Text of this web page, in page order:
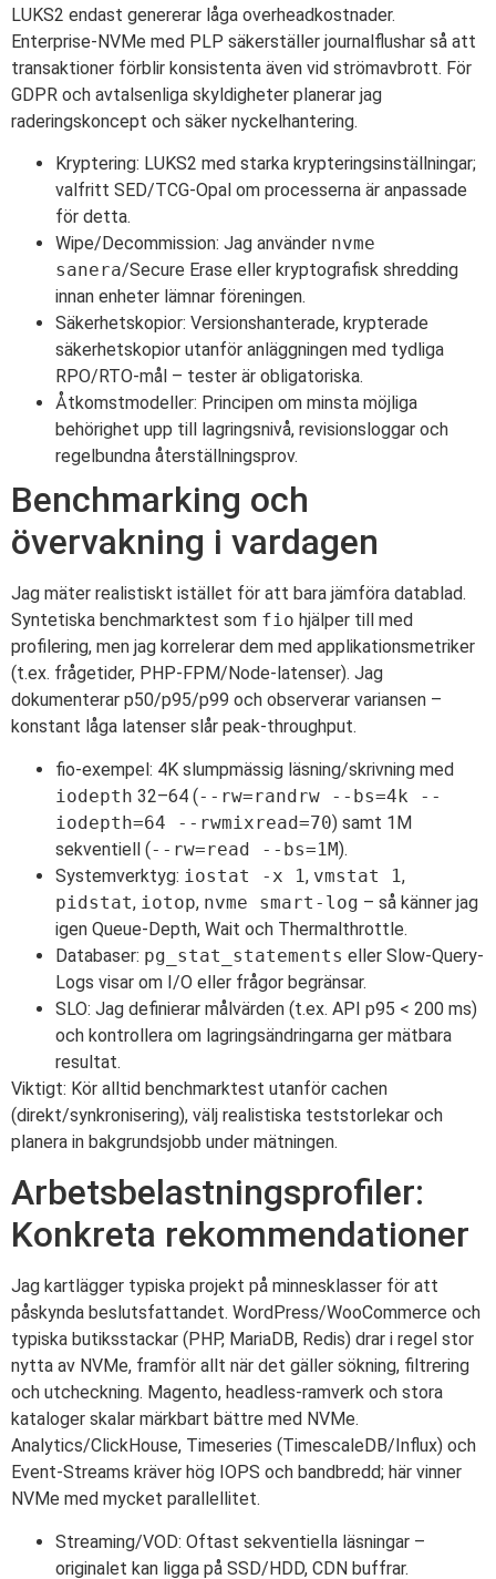
LUKS2 endast genererar låga overheadkostnader.
Enterprise-NVMe med PLP säkerställer journalflushar så att
transaktioner förblir konsistenta även vid strömavbrott. För
GDPR och avtalsenliga skyldigheter planerar jag
raderingskoncept och säker nyckelhantering.
Kryptering: LUKS2 med starka krypteringsinställningar;
valfritt SED/TCG-Opal om processerna är anpassade
för detta.
Wipe/Decommission: Jag använder nvme
sanera/Secure Erase eller kryptografisk shredding
innan enheter lämnar föreningen.
Säkerhetskopior: Versionshanterade, krypterade
säkerhetskopior utanför anläggningen med tydliga
RPO/RTO-mål – tester är obligatoriska.
Åtkomstmodeller: Principen om minsta möjliga
behörighet upp till lagringsnivå, revisionsloggar och
regelbundna återställningsprov.
Benchmarking och
övervakning i vardagen
Jag mäter realistiskt istället för att bara jämföra datablad.
Syntetiska benchmarktest som fio hjälper till med
profilering, men jag korrelerar dem med applikationsmetriker
(t.ex. frågetider, PHP-FPM/Node-latenser). Jag
dokumenterar p50/p95/p99 och observerar variansen –
konstant låga latenser slår peak-throughput.
fio-exempel: 4K slumpmässig läsning/skrivning med
iodepth 32–64 (--rw=randrw --bs=4k --
iodepth=64 --rwmixread=70) samt 1M
sekventiell (--rw=read --bs=1M).
Systemverktyg: iostat -x 1, vmstat 1,
pidstat, iotop, nvme smart-log – så känner jag
igen Queue-Depth, Wait och Thermalthrottle.
Databaser: pg_stat_statements eller Slow-Query-
Logs visar om I/O eller frågor begränsar.
SLO: Jag definierar målvärden (t.ex. API p95 < 200 ms)
och kontrollera om lagringsändringarna ger mätbara
resultat.
Viktigt: Kör alltid benchmarktest utanför cachen
(direkt/synkronisering), välj realistiska teststorlekar och
planera in bakgrundsjobb under mätningen.
Arbetsbelastningsprofiler:
Konkreta rekommendationer
Jag kartlägger typiska projekt på minnesklasser för att
påskynda beslutsfattandet. WordPress/WooCommerce och
typiska butiksstackar (PHP, MariaDB, Redis) drar i regel stor
nytta av NVMe, framför allt när det gäller sökning, filtrering
och utcheckning. Magento, headless-ramverk och stora
kataloger skalar märkbart bättre med NVMe.
Analytics/ClickHouse, Timeseries (TimescaleDB/Influx) och
Event-Streams kräver hög IOPS och bandbredd; här vinner
NVMe med mycket parallellitet.
Streaming/VOD: Oftast sekventiella läsningar –
originalet kan ligga på SSD/HDD, CDN buffrar.